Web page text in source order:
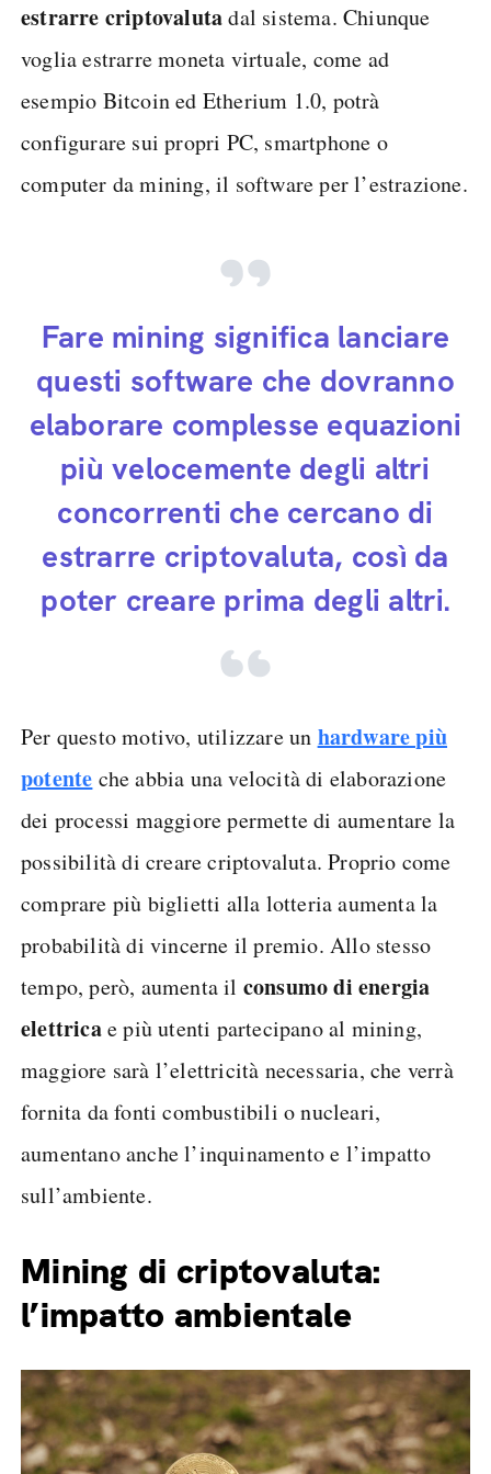
estrarre criptovalutadal sistema. Chiunque
voglia estrarre moneta virtuale, come ad
esempio Bitcoin ed Etherium 1.0, potrà
configurare sui propri PC, smartphone o
computer da mining, il software per l’estrazione.
Fare mining significa lanciare
questi software che dovranno
elaborare complesse equazioni
più velocemente degli altri
concorrenti che cercano di
estrarre criptovaluta, così da
poter creare prima degli altri.
Per questo motivo, utilizzare un hardware più
potente che abbia una velocità di elaborazione
dei processi maggiore permette di aumentare la
possibilità di creare criptovaluta. Proprio come
comprare più biglietti alla lotteria aumenta la
probabilità di vincerne il premio. Allo stesso
tempo, però, aumenta il consumo di energia
elettricae più utenti partecipano al mining,
maggiore sarà l’elettricità necessaria, che verrà
fornita da fonti combustibili o nucleari,
aumentano anche l’inquinamento e l’impatto
sull’ambiente.
Mining di criptovaluta:
l’impatto ambientale